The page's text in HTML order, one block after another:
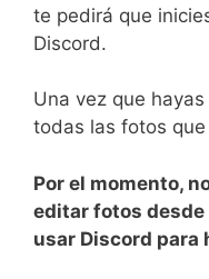
te pedirá que
Discord.
Una vez que
todas las fotos
Por el momento,
editar fotos
usar Discord para